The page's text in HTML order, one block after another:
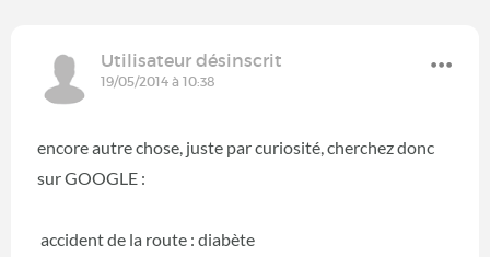
Utilisateur désinscrit
19/05/2014 à 10:38
encore autre chose, juste par curiosité, cherchez donc
sur GOOGLE :
accident de la route : diabète